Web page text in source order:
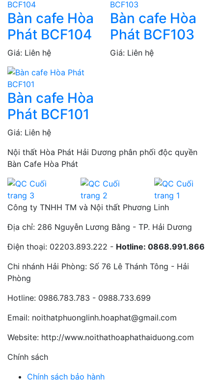
Bàn cafe Hòa
Phát BCF104
Giá: Liên hệ
Bàn cafe Hòa
Phát BCF103
Giá: Liên hệ
Bàn cafe Hòa
Phát BCF101
Giá: Liên hệ
Nội thất Hòa Phát Hải Dương phân phối độc quyền
Bàn Cafe Hòa Phát
Công ty TNHH TM và Nội thất Phương Linh
Địa chỉ: 286 Nguyễn Lương Bằng - TP. Hải Dương
Điện thoại: 02203.893.222 - Hotline: 0868.991.866
Chi nhánh Hải Phòng: Số 76 Lê Thánh Tông - Hải
Phòng
Hotline: 0986.783.783 - 0988.733.699
Email: noithatphuonglinh.hoaphat@gmail.com
Website: http://www.noithathoaphathaiduong.com
Chính sách
Chính sách bảo hành